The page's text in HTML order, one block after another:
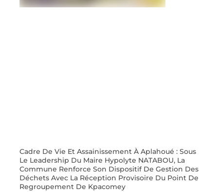
Cadre De Vie Et Assainissement À Aplahoué : Sous
Le Leadership Du Maire Hypolyte NATABOU, La
Commune Renforce Son Dispositif De Gestion Des
Déchets Avec La Réception Provisoire Du Point De
Regroupement De Kpacomey